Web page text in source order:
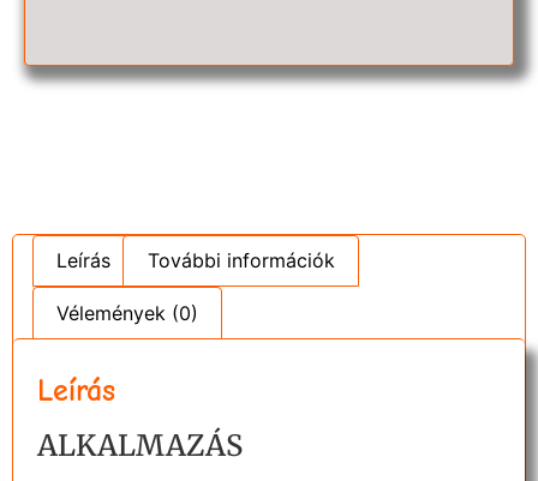
Leírás További információk
Vélemények (0)
Leírás
ALKALMAZÁS